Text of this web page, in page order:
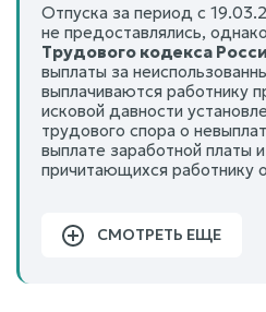
Отпуска за период с
не предоставлялись,
Трудового кодекса
выплаты за
выплачиваются работнику
исковой давности
трудового спора о
выплате заработной платы
причитающихся работнику
СМОТРЕТЬ ЕЩЕ